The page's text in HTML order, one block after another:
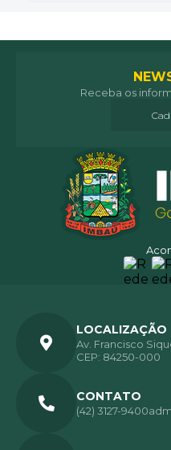
Receba os
LOCALIZAÇÃO
Av. Francisco
CEP: 84250-000
CONTATO
(42) 3127-9400